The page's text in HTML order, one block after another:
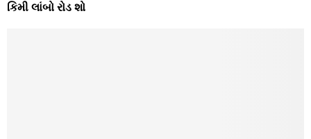
કિમી લાંબો રોડ શો